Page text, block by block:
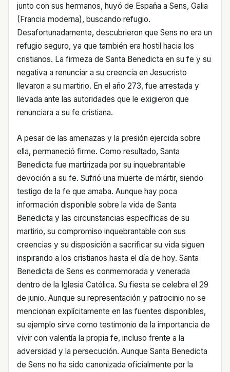
junto con sus hermanos, huyó de España a Sens, Galia
(Francia moderna), buscando refugio.
Desafortunadamente, descubrieron que Sens no era un
refugio seguro, ya que también era hostil hacia los
cristianos. La firmeza de Santa Benedicta en su fe y su
negativa a renunciar a su creencia en Jesucristo
llevaron a su martirio. En el año 273, fue arrestada y
llevada ante las autoridades que le exigieron que
renunciara a su fe cristiana.
A pesar de las amenazas y la presión ejercida sobre
ella, permaneció firme. Como resultado, Santa
Benedicta fue martirizada por su inquebrantable
devoción a su fe. Sufrió una muerte de mártir, siendo
testigo de la fe que amaba. Aunque hay poca
información disponible sobre la vida de Santa
Benedicta y las circunstancias específicas de su
martirio, su compromiso inquebrantable con sus
creencias y su disposición a sacrificar su vida siguen
inspirando a los cristianos hasta el día de hoy. Santa
Benedicta de Sens es conmemorada y venerada
dentro de la Iglesia Católica. Su fiesta se celebra el 29
de junio. Aunque su representación y patrocinio no se
mencionan explícitamente en las fuentes disponibles,
su ejemplo sirve como testimonio de la importancia de
vivir con valentía la propia fe, incluso frente a la
adversidad y la persecución. Aunque Santa Benedicta
de Sens no ha sido canonizada oficialmente por la